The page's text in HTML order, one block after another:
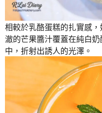
相較於乳酪蛋糕的扎實感
澈的芒果醬汁覆蓋在純白
中，折射出誘人的光澤。